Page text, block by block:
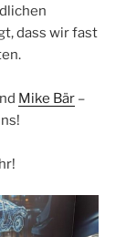
dass wir fast
Mike Bär –